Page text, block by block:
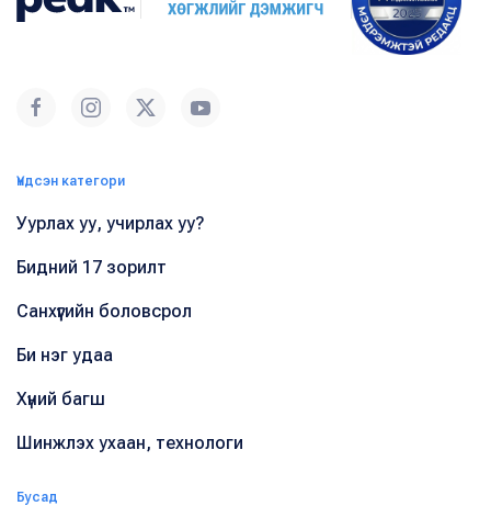
Үндсэн категори
Уурлах уу, учирлах уу?
Бидний 17 зорилт
Санхүүгийн боловсрол
Би нэг удаа
Хүний багш
Шинжлэх ухаан, технологи
Бусад